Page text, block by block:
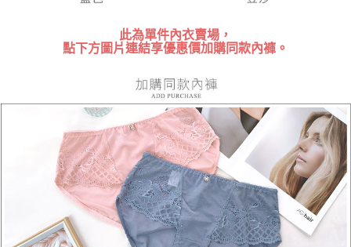
「AFTEE先享後付」，若未經同意申辦者引起之損失，本公司不負相關責
４．使用「AFTEE先享後付」時，將依據個別帳號之用戶狀況，依本公司即
時審查核予不同之上限額度；若仍有額度不足之情形，本公司將視審查結果
５．嚴禁一人註冊多個帳號或使用他人資訊註冊。若發現惡意使用之情形，
恩沛科技股份有限公司將有權停止該用戶之使用額度並採取法律行動。
此為單件內衣賣場，
點下方圖片連結享優惠價加購同款內褲。